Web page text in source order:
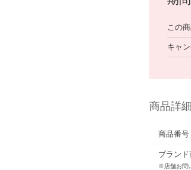
この
キャ
商品詳細
商品番号
ブラン
※店舗お問